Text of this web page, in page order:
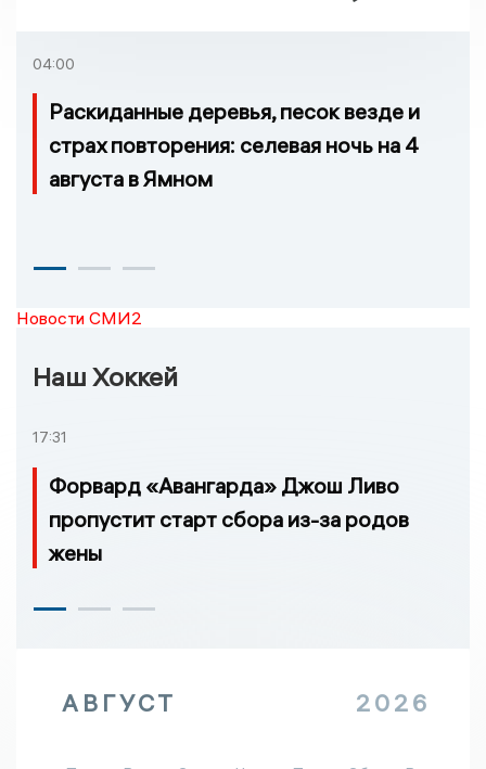
04:00
Раскиданные деревья, песок везде и
страх повторения: селевая ночь на 4
августа в Ямном
Новости СМИ2
Наш Хоккей
17:31
Форвард «Авангарда» Джош Ливо
пропустит старт сбора из-за родов
жены
АВГУСТ 2026